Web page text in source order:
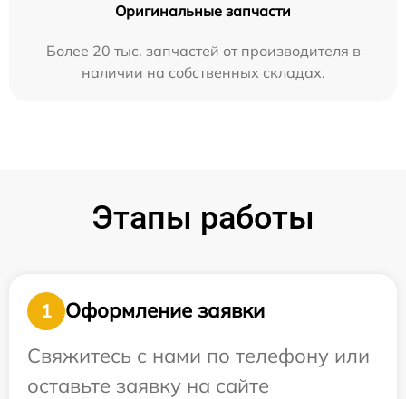
Оригинальные запчасти
Более 20 тыс. запчастей от производителя в
наличии на собственных складах.
Этапы работы
1
Оформление заявки
Свяжитесь с нами по телефону или
оставьте заявку на сайте